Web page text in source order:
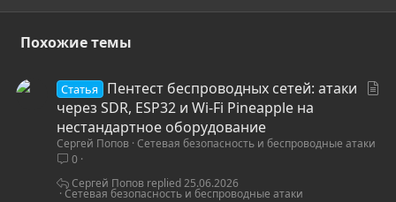
Похожие темы
Статья
Пентест беспроводных сетей: атаки
через SDR, ESP32 и Wi-Fi Pineapple на
нестандартное оборудование
Сергей Попов Сетевая безопасность и беспроводные атаки
0
Сетевая безопасность и беспроводные атаки
25.06.2026
Сергей Попов